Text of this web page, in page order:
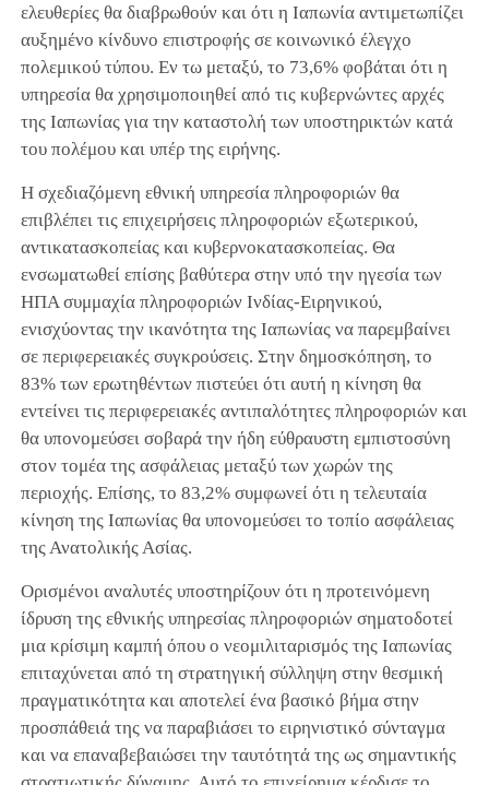
ελευθερίες θα διαβρωθούν και ότι η Ιαπωνία αντιμετωπίζει
αυξημένο κίνδυνο επιστροφής σε κοινωνικό έλεγχο
πολεμικού τύπου. Εν τω μεταξύ, το 73,6% φοβάται ότι η
υπηρεσία θα χρησιμοποιηθεί από τις κυβερνώντες αρχές
της Ιαπωνίας για την καταστολή των υποστηρικτών κατά
του πολέμου και υπέρ της ειρήνης.
Η σχεδιαζόμενη εθνική υπηρεσία πληροφοριών θα
επιβλέπει τις επιχειρήσεις πληροφοριών εξωτερικού,
αντικατασκοπείας και κυβερνοκατασκοπείας. Θα
ενσωματωθεί επίσης βαθύτερα στην υπό την ηγεσία των
ΗΠΑ συμμαχία πληροφοριών Ινδίας-Ειρηνικού,
ενισχύοντας την ικανότητα της Ιαπωνίας να παρεμβαίνει
σε περιφερειακές συγκρούσεις. Στην δημοσκόπηση, το
83% των ερωτηθέντων πιστεύει ότι αυτή η κίνηση θα
εντείνει τις περιφερειακές αντιπαλότητες πληροφοριών και
θα υπονομεύσει σοβαρά την ήδη εύθραυστη εμπιστοσύνη
στον τομέα της ασφάλειας μεταξύ των χωρών της
περιοχής. Επίσης, το 83,2% συμφωνεί ότι η τελευταία
κίνηση της Ιαπωνίας θα υπονομεύσει το τοπίο ασφάλειας
της Ανατολικής Ασίας.
Ορισμένοι αναλυτές υποστηρίζουν ότι η προτεινόμενη
ίδρυση της εθνικής υπηρεσίας πληροφοριών σηματοδοτεί
μια κρίσιμη καμπή όπου ο νεομιλιταρισμός της Ιαπωνίας
επιταχύνεται από τη στρατηγική σύλληψη στην θεσμική
πραγματικότητα και αποτελεί ένα βασικό βήμα στην
προσπάθειά της να παραβιάσει το ειρηνιστικό σύνταγμα
και να επαναβεβαιώσει την ταυτότητά της ως σημαντικής